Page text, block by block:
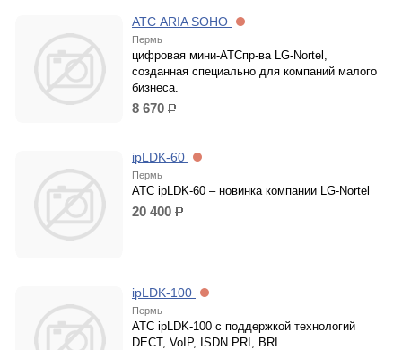
АТС ARIA SOHO
Пермь
цифровая мини-АТСпр-ва LG-Nortel,
созданная специально для компаний малого
бизнеса.
8 670 р.
ipLDK-60
Пермь
АТС ipLDK-60 – новинка компании LG-Nortel
20 400 р.
ipLDK-100
Пермь
АТС ipLDK-100 с поддержкой технологий
DECT, VoIP, ISDN PRI, BRI